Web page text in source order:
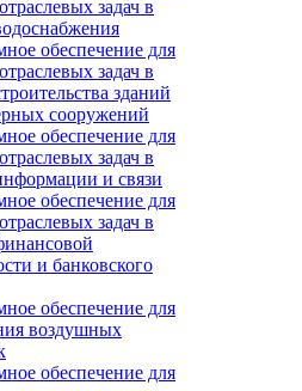
задач в
обеспечение для
задач в
зданий
сооружений
обеспечение для
задач в
и связи
обеспечение для
задач в
и банковского
обеспечение для
воздушных
обеспечение для